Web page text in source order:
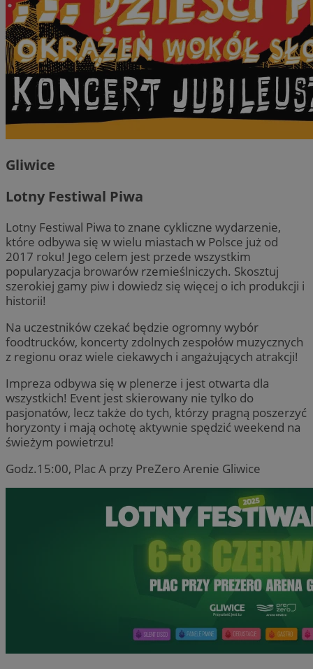
Gliwice
Lotny Festiwal Piwa
Lotny Festiwal Piwa to znane cykliczne wydarzenie,
które odbywa się w wielu miastach w Polsce już od
2017 roku! Jego celem jest przede wszystkim
popularyzacja browarów rzemieślniczych. Skosztuj
szerokiej gamy piw i dowiedz się więcej o ich produkcji i
historii!
Na uczestników czekać będzie ogromny wybór
foodtrucków, koncerty zdolnych zespołów muzycznych
z regionu oraz wiele ciekawych i angażujących atrakcji!
Impreza odbywa się w plenerze i jest otwarta dla
wszystkich! Event jest skierowany nie tylko do
pasjonatów, lecz także do tych, którzy pragną poszerzyć
horyzonty i mają ochotę aktywnie spędzić weekend na
świeżym powietrzu!
Godz.15:00, Plac A przy PreZero Arenie Gliwice